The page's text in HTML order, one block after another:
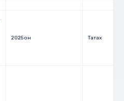
2025 он Татах